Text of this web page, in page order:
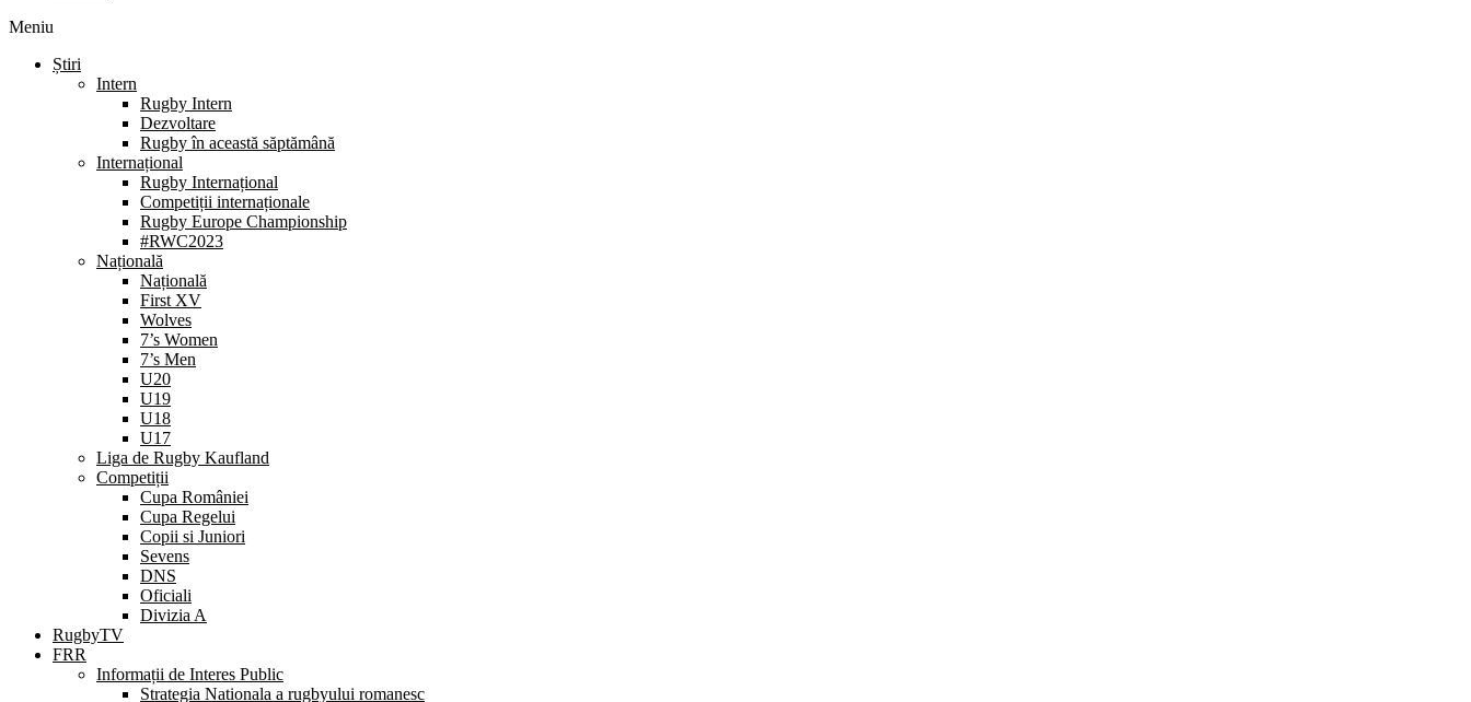
Meniu
Știri
Intern
Rugby Intern
Dezvoltare
Rugby în această săptămână
Internațional
Rugby Internațional
Competiții internaționale
Rugby Europe Championship
#RWC2023
Națională
Națională
First XV
Wolves
7’s Women
7’s Men
U20
U19
U18
U17
Liga de Rugby Kaufland
Competiții
Cupa României
Cupa Regelui
Copii si Juniori
Sevens
DNS
Oficiali
Divizia A
RugbyTV
FRR
Informații de Interes Public
Strategia Nationala a rugbyului romanesc